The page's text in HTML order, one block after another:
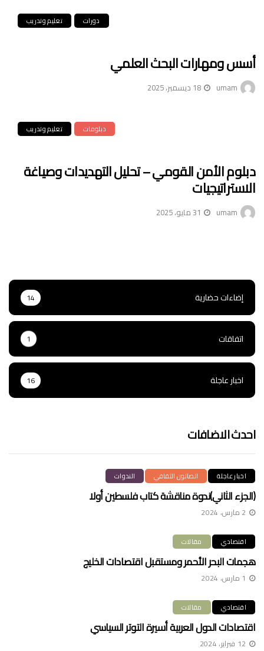
تعليم وتدريب دورات
أسس ومهارات البحث العلمي
umam 18 ديسمبر، 2025
تعليم وتدريب دبلومات
دبلوم الأمن القومي – تحليل التهديدات وصياغة
الاستراتيجيات
umam 31 مايو، 2025
إضاءات حضارية 14
اتفاقات 1
اخبار عاجلة 16
احدث الاضافات
اخبار عاجلة الصالون الثقافي الندوات
(الجزء الثاني)ندوة مناقشة كتاب فلسطين أولا
2 مارس، 2024
اقتصادي مقالات
هجمات البحر الأحمر ومستقبل اقتصادات الخليج
1 مارس، 2024
اقتصادي مقالات
اقتصادات الدول العربية أسيرة التوتر السياسي
12 فبراير، 2024